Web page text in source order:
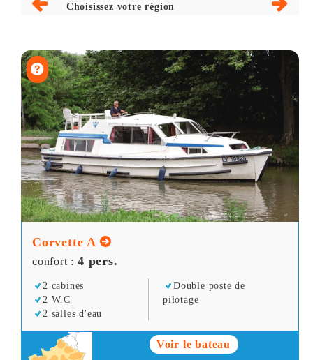
Choisissez votre région
Corvette A
confort : 4 pers.
2 cabines
2 W.C
2 salles d'eau
Double poste de
pilotage
Voir le bateau